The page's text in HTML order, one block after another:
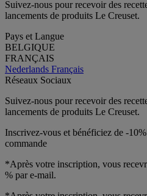
Suivez-nous pour recevoir des
lancements de produits Le Creuset.
Pays et Langue
BELGIQUE
FRANÇAIS
Nederlands Français
Réseaux Sociaux
Suivez-nous pour recevoir des
lancements de produits Le Creuset.
Inscrivez-vous et bénéficiez de -
commande
*Après votre inscription, vous
% par e-mail.